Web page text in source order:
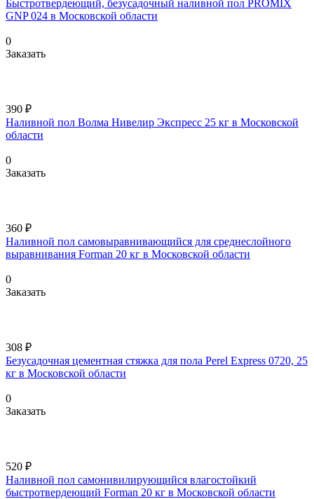
Быстротвердеющий, безусадочный наливной пол PROMIX
GNP 024 в Московской области
0
Заказать
390 ₽
Наливной пол Волма Нивелир Экспресс 25 кг в Московской
области
0
Заказать
360 ₽
Наливной пол самовыравнивающийся для среднеслойного
выравнивания Forman 20 кг в Московской области
0
Заказать
308 ₽
Безусадочная цементная стяжка для пола Perel Express 0720, 25
кг в Московской области
0
Заказать
520 ₽
Наливной пол самонивилирующийся влагостойкий
быстротвердеющий Forman 20 кг в Московской области